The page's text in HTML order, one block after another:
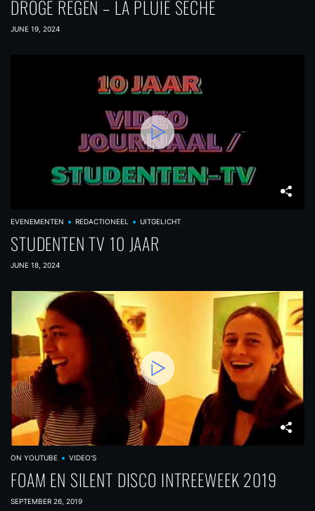
i
o
DROGE REGEN – LA PLUIE SÉCHE
JUNE 19, 2024
EVENEMENTEN REDACTIONEEL UITGELICHT
STUDENTEN TV 10 JAAR
JUNE 18, 2024
ON YOUTUBE VIDEO'S
FOAM EN SILENT DISCO INTREEWEEK 2019
SEPTEMBER 26, 2019